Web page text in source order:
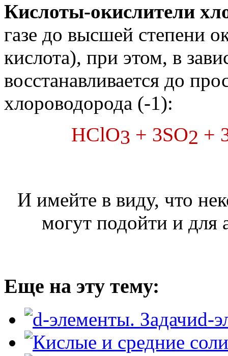
Кислоты-окислители
газе до высшей степени
кислота), при этом, в
восстанавливается до
хлороводорода (-1):
HClO3 + 3SO2 +
И имейте в виду, что
могут подойти и для
Еще на эту тему:
d-